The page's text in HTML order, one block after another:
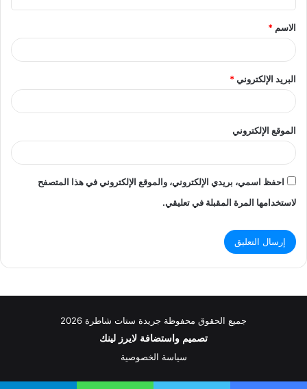
ق
*
الاسم *
البريد الإلكتروني*
الموقع الإلكتروني
احفظ اسمي، بريدي الإلكتروني، والموقع الإلكتروني في هذا المتصفح
لاستخدامها المرة المقبلة في تعليقي.
جميع الحقوق محفوظة جريدة ستات شاطرة 2026
تصميم واستضافة لايرز لينك
سياسة الخصوصية